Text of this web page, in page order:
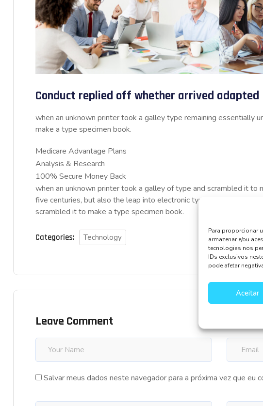
Para proporcionar
armazenar e/ou
tecnologias nos
IDs exclusivos
pode afetar
Aceitar
Conduct replied off whether arrived adapted
when an unknown printer took a galley type remaining essentially
make a type specimen book.
Medicare Advantage Plans
Analysis & Research
100% Secure Money Back
when an unknown printer took a galley of type and scrambled it to
five centuries, but also the leap into electronic typesetting,
scrambled it to make a type specimen book.
Categories: Technology
Leave Comment
Salvar meus dados neste navegador para a próxima vez que eu